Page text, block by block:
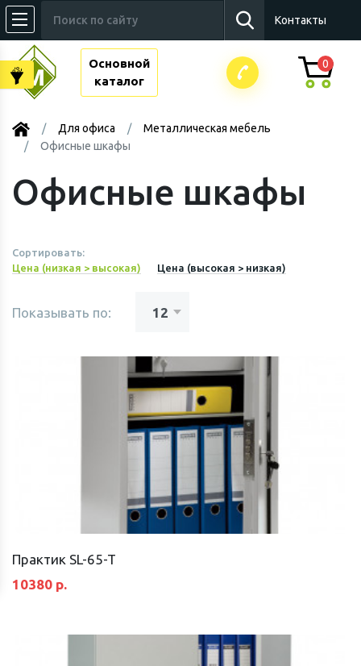
Контакты
Основной
каталог
0
Для офиса
Металлическая мебель
Офисные шкафы
Офисные шкафы
Сортировать:
Цена (низкая > высокая)
Цена (высокая > низкая)
Показывать по:
Практик SL-65-T
10380 р.